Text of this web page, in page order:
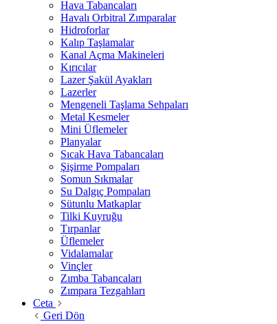
Hava Tabancaları
Havalı Orbitral Zımparalar
Hidroforlar
Kalıp Taşlamalar
Kanal Açma Makineleri
Kırıcılar
Lazer Şakül Ayakları
Lazerler
Mengeneli Taşlama Sehpaları
Metal Kesmeler
Mini Üflemeler
Planyalar
Sıcak Hava Tabancaları
Şişirme Pompaları
Somun Sıkmalar
Su Dalgıç Pompaları
Sütunlu Matkaplar
Tilki Kuyruğu
Tırpanlar
Üflemeler
Vidalamalar
Vinçler
Zımba Tabancaları
Zımpara Tezgahları
Ceta
Geri Dön